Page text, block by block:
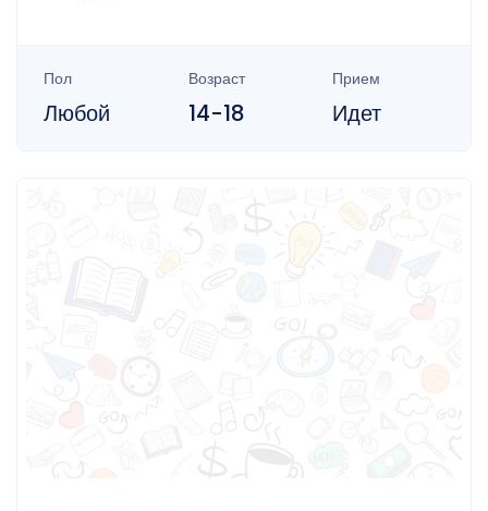
Пол
Любой
Возраст
14-18
Прием
Идет